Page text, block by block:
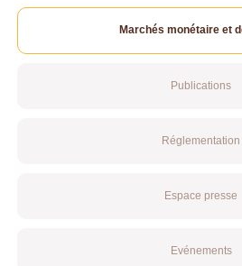
Marchés monétaire et
Publications
Réglementation
Espace presse
Evénements